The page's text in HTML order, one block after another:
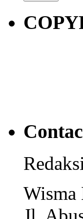
Wisma